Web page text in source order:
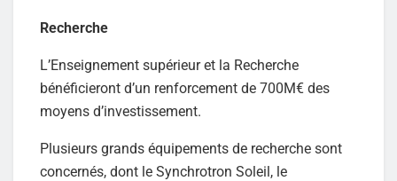
Recherche
L’Enseignement supérieur et la Recherche
bénéficieront d’un renforcement de 700M€ des
moyens d’investissement.
Plusieurs grands équipements de recherche sont
concernés, dont le Synchrotron Soleil, le